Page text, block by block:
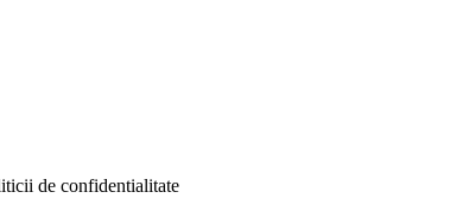
de confidentialitate